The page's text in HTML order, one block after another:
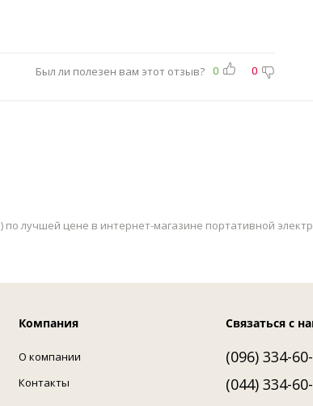
Был ли полезен вам этот отзыв? 0 0
по лучшей цене в интернет-магазине портативной
Компания
О компании
Контакты
Связаться с
(096) 334-
(044) 334-